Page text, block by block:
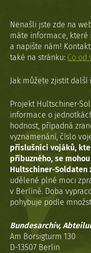
Nenašli jste zde na
máte informace, které
a napište nám!
také na stránku: Co od
Jak můžete zjistit
Projekt Hultschiner-
informace o
hodnost, případná
vyznamenání, číslo
příslušníci vojáků,
příbuzného, se
Hultschiner-Soldaten
udělené plné moci
v Berlíně. Doba
pohybuje podle
Bundesarchiv,
Am Borsigturm 130
D-13507 Berlin